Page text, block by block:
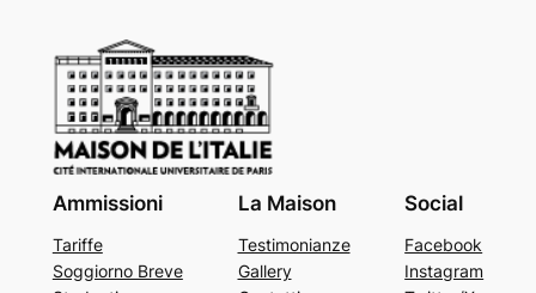
Ammissioni
Tariffe
Soggiorno Breve
La Maison
Testimonianze
Gallery
Social
Facebook
Instagram